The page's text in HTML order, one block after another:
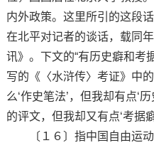
内外政策。这里所引的这段
在北平对记者的谈话，载同
讯》。下文的“有历史癖和考
写的《〈水浒传〉考证》中
么‘作史笔法’，但我却有点‘
的评文，但我却又有点‘考据
〔１６〕指中国自由运动